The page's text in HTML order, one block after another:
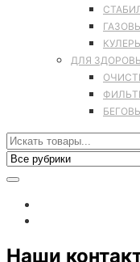
ДЛЯ
Наши